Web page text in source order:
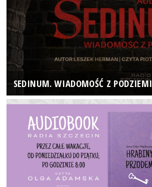
SEDINUM. WIADOMOŚĆ Z PODZIEMI